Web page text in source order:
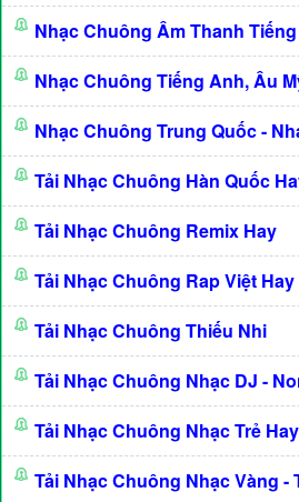
Nhạc Chuông Âm Thanh
Nhạc Chuông Tiếng Anh, Âu
Nhạc Chuông Trung Quốc -
Tải Nhạc Chuông Hàn Quốc
Tải Nhạc Chuông Remix Hay
Tải Nhạc Chuông Rap Việt Hay
Tải Nhạc Chuông Thiếu Nhi
Tải Nhạc Chuông Nhạc DJ -
Tải Nhạc Chuông Nhạc Trẻ
Tải Nhạc Chuông Nhạc Vàng -